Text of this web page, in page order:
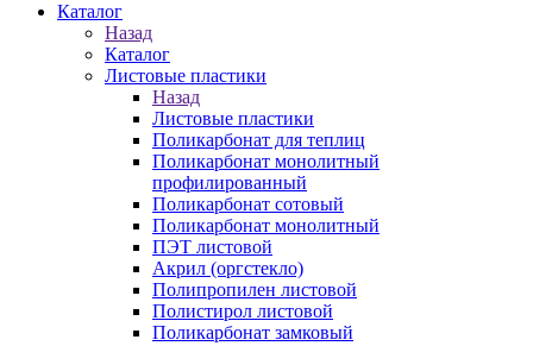
Каталог
Назад
Каталог
Листовые пластики
Назад
Листовые пластики
Поликарбонат для теплиц
Поликарбонат монолитный
профилированный
Поликарбонат сотовый
Поликарбонат монолитный
ПЭТ листовой
Акрил (оргстекло)
Полипропилен листовой
Полистирол листовой
Поликарбонат замковый